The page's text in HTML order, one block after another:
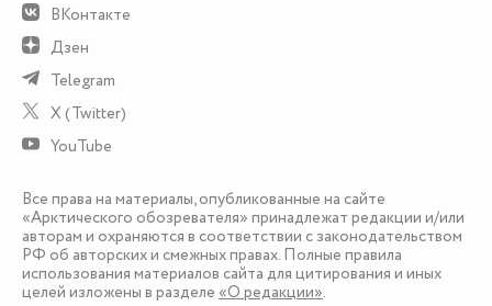
ВКонтакте
Дзен
Telegram
X (Twitter)
YouTube
Все права на материалы, опубликованные на сайте
«Арктического обозревателя» принадлежат редакции и/или
авторам и охраняются в соответствии с законодательством
РФ об авторских и смежных правах. Полные правила
использования материалов сайта для цитирования и иных
целей изложены в разделе «О редакции».